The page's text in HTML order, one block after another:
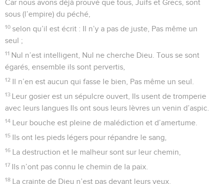
Car nous avons déjà prouvé que tous, Juifs et Grecs, sont
sous (l’empire) du péché,
10 selon qu’il est écrit : Il n’y a pas de juste, Pas même un
seul ;
11 Nul n’est intelligent, Nul ne cherche Dieu. Tous se sont
égarés, ensemble ils sont pervertis,
12 Il n’en est aucun qui fasse le bien, Pas même un seul.
13 Leur gosier est un sépulcre ouvert, Ils usent de tromperie
avec leurs langues Ils ont sous leurs lèvres un venin d’aspic.
14 Leur bouche est pleine de malédiction et d’amertume.
15 Ils ont les pieds légers pour répandre le sang,
16 La destruction et le malheur sont sur leur chemin,
17 Ils n’ont pas connu le chemin de la paix.
18 La crainte de Dieu n’est pas devant leurs yeux.